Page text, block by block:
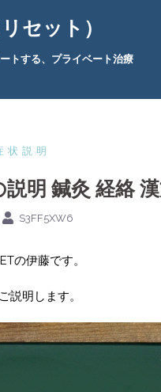
セット）
トする、プライベート治療
状説明
明 鍼灸 経絡
S3FF5XW6
の伊藤です。
説明します。